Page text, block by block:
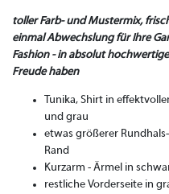
toller Farb- und Mustermix,
einmal Abwechslung für Ihre
Fashion - in absolut
Freude haben
Tunika, Shirt in
und grau
etwas größerer
Rand
Kurzarm - Ärmel in
restliche Vorderseite in